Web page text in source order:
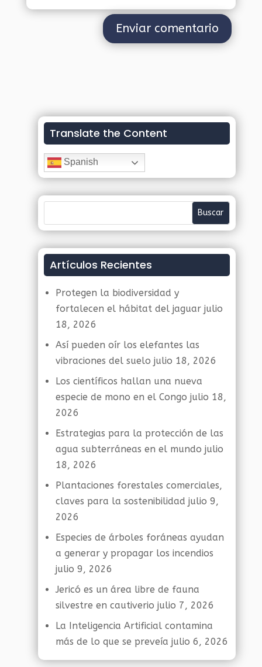
Translate the Content
Spanish
Artículos Recientes
Protegen la biodiversidad y
fortalecen el hábitat del jaguar julio
18, 2026
Así pueden oír los elefantes las
vibraciones del suelo julio 18, 2026
Los científicos hallan una nueva
especie de mono en el Congo julio 18,
2026
Estrategias para la protección de las
agua subterráneas en el mundo julio
18, 2026
Plantaciones forestales comerciales,
claves para la sostenibilidad julio 9,
2026
Especies de árboles foráneas ayudan
a generar y propagar los incendios
julio 9, 2026
Jericó es un área libre de fauna
silvestre en cautiverio julio 7, 2026
La Inteligencia Artificial contamina
más de lo que se preveía julio 6, 2026